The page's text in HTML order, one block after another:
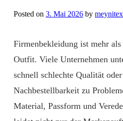
Posted on 3. Mai 2026 by
Firmenbekleidung ist mehr
Outfit. Viele Unternehmen
schnell schlechte Qualität
Nachbestellbarkeit zu
Material, Passform und